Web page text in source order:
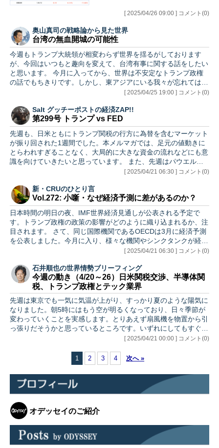
[ 2025/04/26 09:00 ] コメント(0)
奥山真司の戦略論から見た世界
台湾の無血開城の可能性
今週もトランプ大統領が相変わらず世界を揺るがしております
が、今回はいつもと趣向を変えて、台湾有事に関する話をしたい
と思います。 今月に入ってから、世界は不安定なトランプ政権
の話でもちきりです。しかし、東アジアにいる我々が忘れてはな
[ 2025/04/25 19:00 ] コメント(0)
Salt グッチーポストの経済ZAP!!
第299号 トランプ vs FED
先週も、日米ともにトランプ関税の行方に為替を含むマーケット
が振り回された1週間でした。本メルマガでは、足元の値動きに
とらわれすぎることなく、大局的に大きな資金の流れなどにも意
識を向けていきたいと思っています。 また、先週はパウエル
[ 2025/04/21 06:30 ] コメント(0)
新・CRUのひとり言
Vol.272: 小噺・なぜ経済予測に差があるのか？
日本時間の明日の夜、IMF世界経済見通しが公表される予定で
す。トランプ政権の政策の影響がどのように織り込まれるか、注
目されます。 さて、同じ国際機関であるOECDは3月に経済予測
を公表しました。今月に入り、様々な機関やシンクタンクが経済
[ 2025/04/21 06:30 ] コメント(0)
石井順也の世界情勢ブリーフィング
今週の動き（4/20～26）日米関税交渉、半導体関
税、トランプ政権とテック業界
先週は東京でも一気に気温が上がり、すっかり夏のような陽気に
なりました。朝5時にはもう空が明るくなっており、日々季節が
変わっていくことを実感します。とりあえず扇風機を物置から引
っ張りだそうかと思っているところです。いずれにしてもすぐに
[ 2025/04/21 00:00 ] コメント(0)
1 2 3 4 次へ »
オデッセイのご紹介